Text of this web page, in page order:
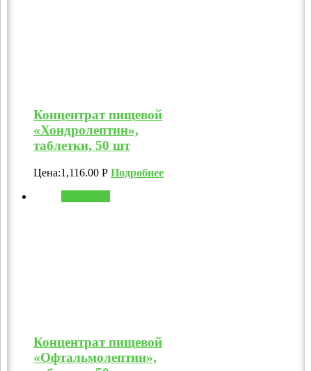
Концентрат пищевой
«Хондролептин»,
таблетки, 50 шт
Цена:1,116.00 Р Подробнее
Концентрат пищевой
«Офтальмолептин»,